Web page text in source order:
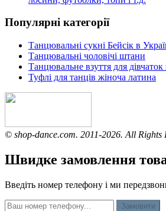
Популярні категорії
Танцювальні сукні Бейсік в
Танцювальні чоловічі штани
Танцювальне взуття для
Туфлі для танців жіноча латина
© shop-dance.com. 2011-2026. All Rights
Швидке замовлення
Введіть номер телефону і ми
Замовити